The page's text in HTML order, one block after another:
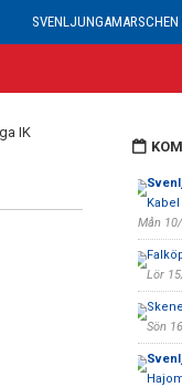
SVENLJUNGAMARSCHEN
Mån
Lör
Sön